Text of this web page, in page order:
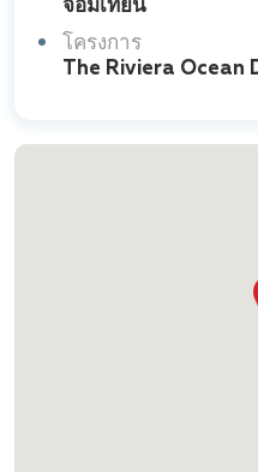
จอมเทียน
โครงการ
The Riviera Ocean